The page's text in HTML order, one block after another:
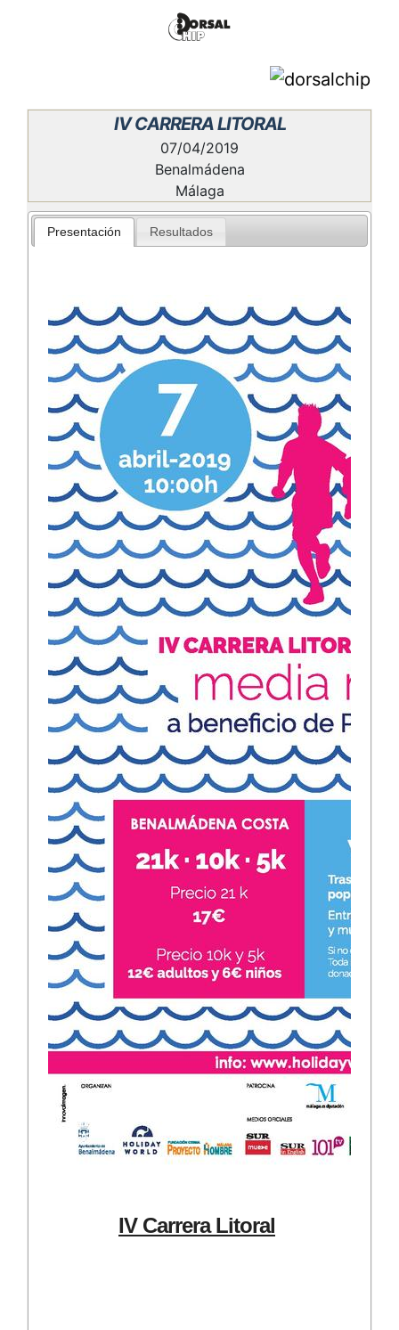
IV CARRERA LITORAL
07/04/2019
Benalmádena
Málaga
Presentación Resultados
IV Carrera Litoral